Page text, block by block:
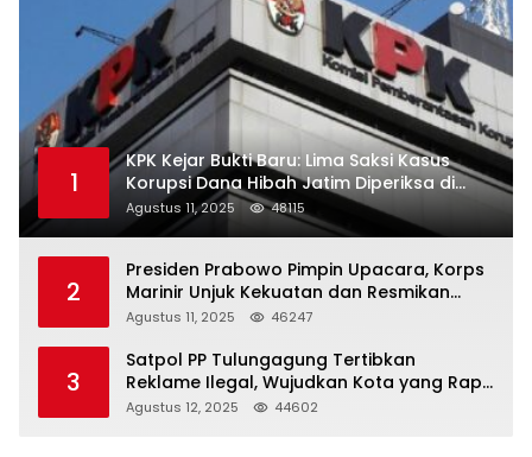
1
KPK Kejar Bukti Baru: Lima Saksi Kasus
Korupsi Dana Hibah Jatim Diperiksa di
Trenggalek
Agustus 11, 2025 48115
2
Presiden Prabowo Pimpin Upacara, Korps
Marinir Unjuk Kekuatan dan Resmikan
Struktur Baru
Agustus 11, 2025 46247
3
Satpol PP Tulungagung Tertibkan
Reklame Ilegal, Wujudkan Kota yang Rapi
dan Indah
Agustus 12, 2025 44602